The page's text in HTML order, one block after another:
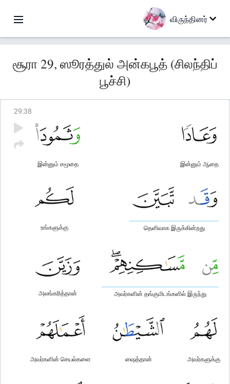
விருந்தினர்
சூரா 29, ஸூரத்துல் அன்கபூத் (சிலந்திப்
பூச்சி)
29:38
இன்னும் ஆதை
இன்னும் சமூதை
தெளிவாக இருக்கின்றது
உங்களுக்கு
அவர்களின் தங்குமிடங்களில் இருந்து
அலங்கரித்தான்
அவர்களுக்கு
ஷைத்தான்
அவர்களின் செயல்களை